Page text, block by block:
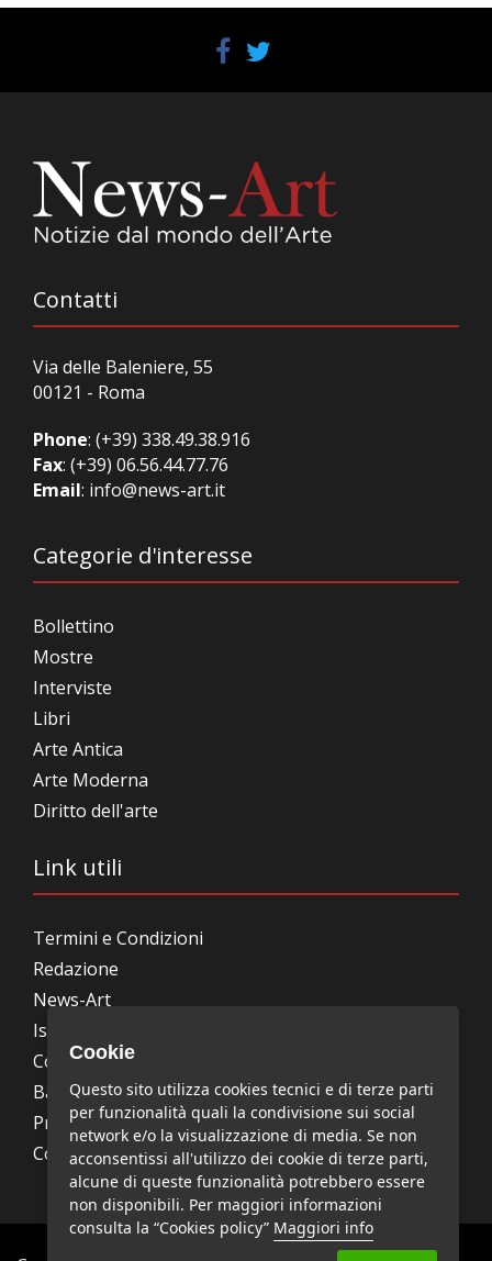
Contatti
Via delle Baleniere, 55
00121 - Roma
Phone: (+39) 338.49.38.916
Fax: (+39) 06.56.44.77.76
Email: info@news-art.it
Categorie d'interesse
Bollettino
Mostre
Interviste
Libri
Arte Antica
Arte Moderna
Diritto dell'arte
Link utili
Termini e Condizioni
Redazione
News-Art
Iscrizione alla newsletter
Collabora con noi
Bandi, concorsi, premi
Privacy Policy
Cookie Policy
Cookie
Questo sito utilizza cookies tecnici e di terze parti
per funzionalità quali la condivisione sui social
network e/o la visualizzazione di media. Se non
acconsentissi all'utilizzo dei cookie di terze parti,
alcune di queste funzionalità potrebbero essere
non disponibili. Per maggiori informazioni
consulta la “Cookies policy” Maggiori info